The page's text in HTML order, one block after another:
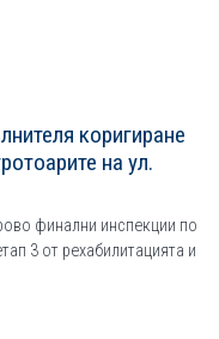
коригиране
на ул.
финални инспекции по
3 от рехабилитацията и